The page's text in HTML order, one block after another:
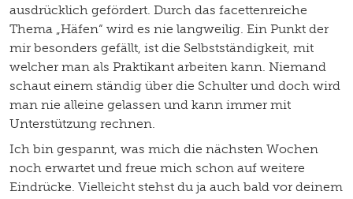
ausdrücklich gefördert. Durch das facettenreiche
Thema „Häfen“ wird es nie langweilig. Ein Punkt der
mir besonders gefällt, ist die Selbstständigkeit, mit
welcher man als Praktikant arbeiten kann. Niemand
schaut einem ständig über die Schulter und doch wird
man nie alleine gelassen und kann immer mit
Unterstützung rechnen.
Ich bin gespannt, was mich die nächsten Wochen
noch erwartet und freue mich schon auf weitere
Eindrücke. Vielleicht stehst du ja auch bald vor deinem